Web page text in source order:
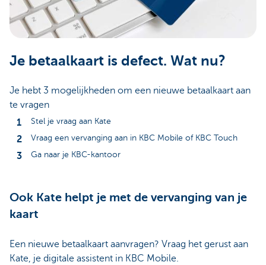
Je betaalkaart is defect. Wat nu?
Je hebt 3 mogelijkheden om een nieuwe betaalkaart aan
te vragen
Stel je vraag aan Kate
Vraag een vervanging aan in KBC Mobile of KBC Touch
Ga naar je KBC-kantoor
Ook Kate helpt je met de vervanging van je
kaart
Een nieuwe betaalkaart aanvragen? Vraag het gerust aan
Kate, je digitale assistent in KBC Mobile.